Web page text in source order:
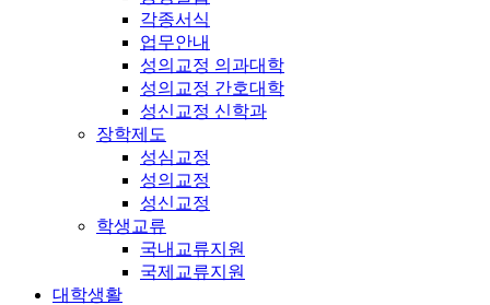
각종서식
업무안내
성의교정 의과대학
성의교정 간호대학
성신교정 신학과
장학제도
성심교정
성의교정
성신교정
학생교류
국내교류지원
국제교류지원
대학생활